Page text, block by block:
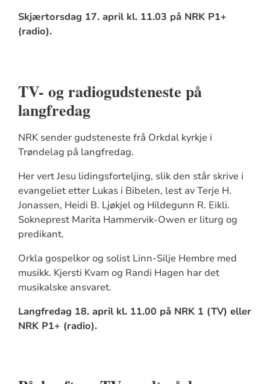
Skjærtorsdag 17. april kl. 11.03 på NRK P1+
(radio).
TV- og radiogudsteneste på
langfredag
NRK sender gudsteneste frå Orkdal kyrkje i
Trøndelag på langfredag.
Her vert Jesu lidingsforteljing, slik den står skrive i
evangeliet etter Lukas i Bibelen, lest av Terje H.
Jonassen, Heidi B. Ljøkjel og Hildegunn R. Eikli.
Sokneprest Marita Hammervik-Owen er liturg og
predikant.
Orkla gospelkor og solist Linn-Silje Hembre med
musikk. Kjersti Kvam og Randi Hagen har det
musikalske ansvaret.
Langfredag 18. april kl. 11.00 på NRK 1 (TV) eller
NRK P1+ (radio).